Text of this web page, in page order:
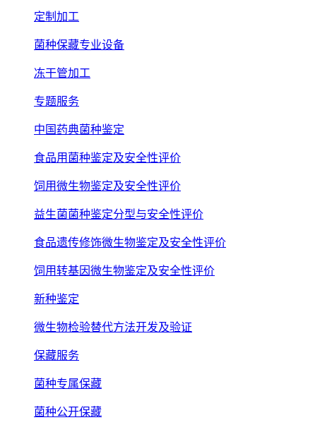
定制加工
菌种保藏专业设备
冻干管加工
专题服务
中国药典菌种鉴定
食品用菌种鉴定及安全性评价
饲用微生物鉴定及安全性评价
益生菌菌种鉴定分型与安全性评价
食品遗传修饰微生物鉴定及安全性评价
饲用转基因微生物鉴定及安全性评价
新种鉴定
微生物检验替代方法开发及验证
保藏服务
菌种专属保藏
菌种公开保藏